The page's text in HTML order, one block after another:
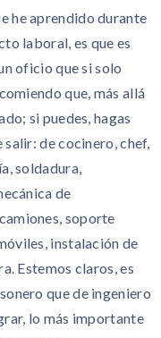
he aprendido durante
laboral, es que es
oficio que si solo
que, más allá
si puedes, hagas
salir: de cocinero, chef,
soldadura,
de
soporte
instalación de
Estemos claros, es
que de ingeniero
lo más importante